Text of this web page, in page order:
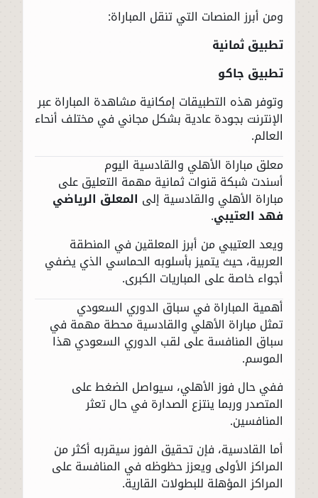
ومن أبرز المنصات التي تنقل المباراة:
تطبيق ثمانية
تطبيق جاكو
وتوفر هذه التطبيقات إمكانية مشاهدة المباراة عبر
الإنترنت بجودة عادية بشكل مجاني في مختلف أنحاء
العالم.
معلق مباراة الأهلي والقادسية اليوم
أسندت شبكة قنوات ثمانية مهمة التعليق على
مباراة الأهلي والقادسية إلى المعلق الرياضي
فهد العتيبي.
ويعد العتيبي من أبرز المعلقين في المنطقة
العربية، حيث يتميز بأسلوبه الحماسي الذي يضفي
أجواء خاصة على المباريات الكبرى.
أهمية المباراة في سباق الدوري السعودي
تمثل مباراة الأهلي والقادسية محطة مهمة في
سباق المنافسة على لقب الدوري السعودي هذا
الموسم.
ففي حال فوز الأهلي، سيواصل الضغط على
المتصدر وربما ينتزع الصدارة في حال تعثر
المنافسين.
أما القادسية، فإن تحقيق الفوز سيقربه أكثر من
المراكز الأولى ويعزز حظوظه في المنافسة على
المراكز المؤهلة للبطولات القارية.